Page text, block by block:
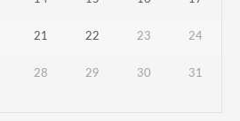
21 22 23 24
28 29 30 31